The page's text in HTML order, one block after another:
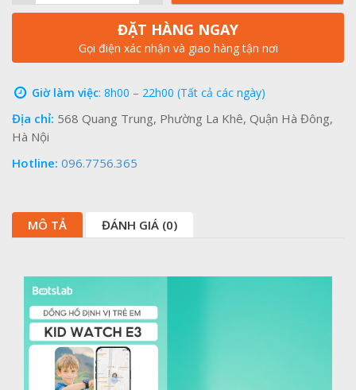
ĐẶT HÀNG NGAY
Gọi điện xác nhận và giao hàng tận nơi
Giờ làm việc: 8h00 – 22h00 (Tất cả các ngày)
Địa chỉ: 568 Quang Trung, Phường La Khê, Quận Hà Đông,
Hà Nội
Hotline: 096.7756.365
MÔ TẢ ĐÁNH GIÁ (0)